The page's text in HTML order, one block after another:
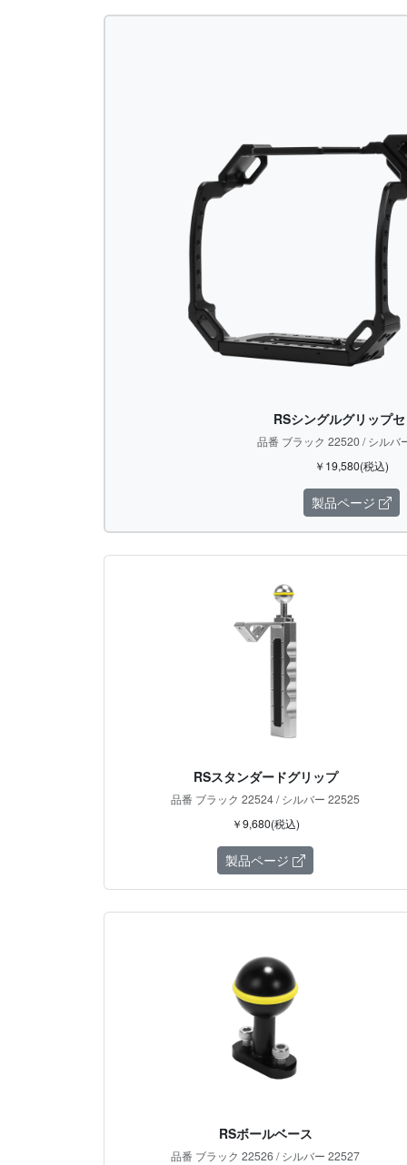
RSシングルグリップ
品番 ブラック 22520 / シルバ
￥19,580(税込)
製品ページ
RSスタンダードグリップ
品番 ブラック 22524 / シルバー 22525
￥9,680(税込)
製品ページ
RSボールベース
品番 ブラック 22526 / シルバー 22527